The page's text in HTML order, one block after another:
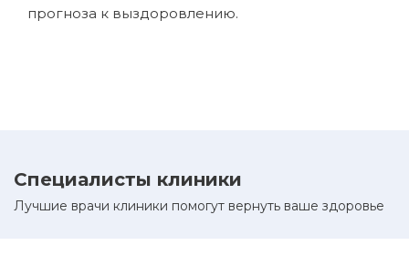
прогноза к выздоровлению.
Специалисты клиники
Лучшие врачи клиники помогут вернуть ваше здоровье